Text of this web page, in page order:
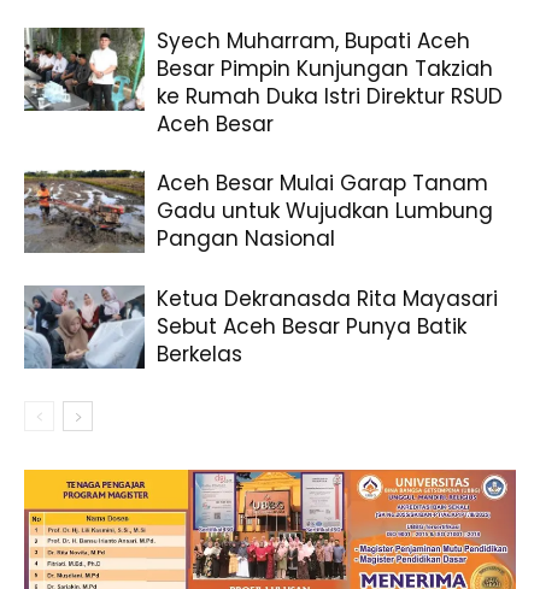
Syech Muharram, Bupati Aceh
Besar Pimpin Kunjungan Takziah
ke Rumah Duka Istri Direktur RSUD
Aceh Besar
Aceh Besar Mulai Garap Tanam
Gadu untuk Wujudkan Lumbung
Pangan Nasional
Ketua Dekranasda Rita Mayasari
Sebut Aceh Besar Punya Batik
Berkelas